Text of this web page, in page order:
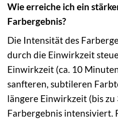
Wie erreiche ich ein
Farbergebnis?
Die Intensität des
durch die Einwirkzeit
Einwirkzeit (ca. 10
sanfteren, subtileren
längere Einwirkzeit (bis
Farbergebnis intensiviert.